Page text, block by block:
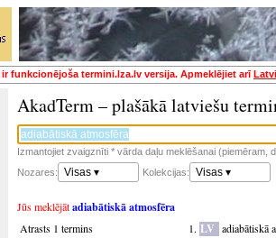
ir funkcionējoša termini.lza.lv versija. Apmeklējiet arī
AkadTerm – plašākā latviešu
Izmantojiet zvaigznīti * vārda daļu meklēšanai (piemēram,
Nozares:
Visas ▾ Kolekcijas: Visas ▾
Jūs meklējātadiabātiskā atmosfēra
Atrasts 1 termins
LV adiabātiskā